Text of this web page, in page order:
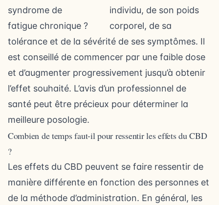
individu, de son poids
corporel, de sa
tolérance et de la sévérité de ses symptômes. Il
est conseillé de commencer par une faible dose
et d’augmenter progressivement jusqu’à obtenir
l’effet souhaité. L’avis d’un professionnel de
santé peut être précieux pour déterminer la
meilleure posologie.
Combien de temps faut-il pour ressentir les effets du CBD
?
Les effets du CBD peuvent se faire ressentir de
manière différente en fonction des personnes et
de la méthode d’administration. En général, les